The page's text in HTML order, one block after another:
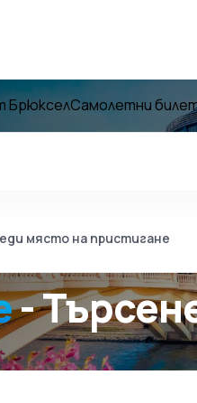
БрюкселСамолетни
-